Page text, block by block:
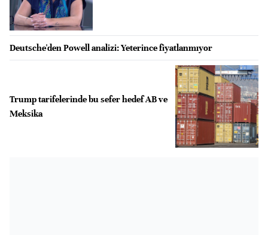
Deutsche'den Powell analizi: Yeterince fiyatlanmıyor
Trump tarifelerinde bu sefer hedef AB ve
Meksika